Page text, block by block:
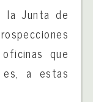
la Junta de
que
a estas